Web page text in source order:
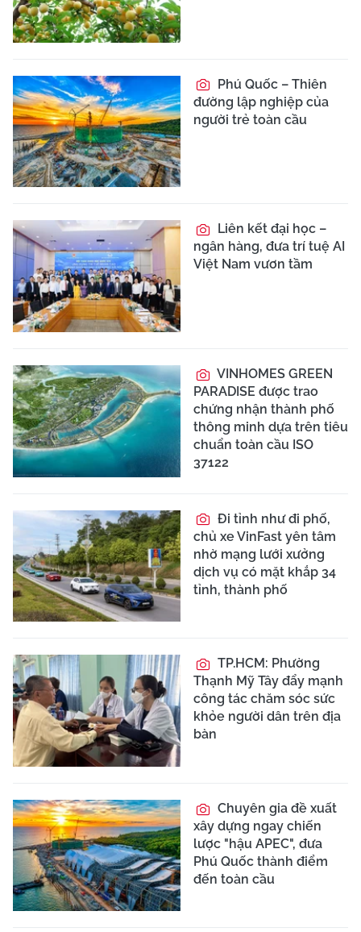
Phú Quốc – Thiên
đường lập nghiệp của
người trẻ toàn cầu
Liên kết đại học –
ngân hàng, đưa trí tuệ AI
Việt Nam vươn tầm
VINHOMES GREEN
PARADISE được trao
chứng nhận thành phố
thông minh dựa trên tiêu
chuẩn toàn cầu ISO
37122
Đi tỉnh như đi phố,
chủ xe VinFast yên tâm
nhờ mạng lưới xưởng
dịch vụ có mặt khắp 34
tỉnh, thành phố
TP.HCM: Phường
Thạnh Mỹ Tây đẩy mạnh
công tác chăm sóc sức
khỏe người dân trên địa
bàn
Chuyên gia đề xuất
xây dựng ngay chiến
lược "hậu APEC", đưa
Phú Quốc thành điểm
đến toàn cầu